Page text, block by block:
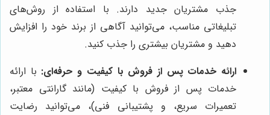
جذب مشتریان جدید دارند. با استفاده از روش‌های
تبلیغاتی مناسب، می‌توانید آگاهی از برند خود را افزایش
دهید و مشتریان بیشتری را جذب کنید.
ارائه خدمات پس از فروش با کیفیت و حرفه‌ای: با ارائه
خدمات پس از فروش با کیفیت (مانند گارانتی معتبر،
تعمیرات سریع، و پشتیبانی فنی)، می‌توانید رضایت